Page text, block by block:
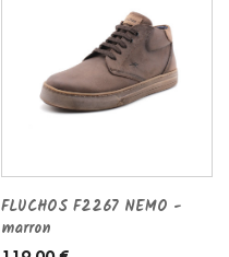
FLUCHOS F2267 NEMO -
marron